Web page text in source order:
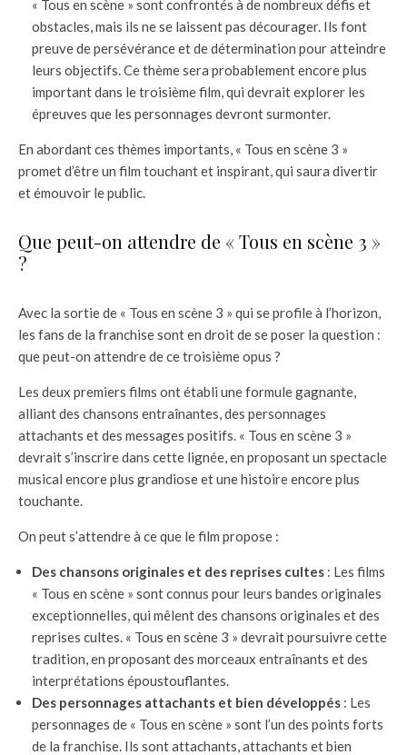
« Tous en scène » sont confrontés à de nombreux défis et
obstacles, mais ils ne se laissent pas décourager. Ils font
preuve de persévérance et de détermination pour atteindre
leurs objectifs. Ce thème sera probablement encore plus
important dans le troisième film, qui devrait explorer les
épreuves que les personnages devront surmonter.
En abordant ces thèmes importants, « Tous en scène 3 »
promet d’être un film touchant et inspirant, qui saura divertir
et émouvoir le public.
Que peut-on attendre de « Tous en scène 3 »
?
Avec la sortie de « Tous en scène 3 » qui se profile à l’horizon,
les fans de la franchise sont en droit de se poser la question :
que peut-on attendre de ce troisième opus ?
Les deux premiers films ont établi une formule gagnante,
alliant des chansons entraînantes, des personnages
attachants et des messages positifs. « Tous en scène 3 »
devrait s’inscrire dans cette lignée, en proposant un spectacle
musical encore plus grandiose et une histoire encore plus
touchante.
On peut s’attendre à ce que le film propose :
Des chansons originales et des reprises cultes : Les films
« Tous en scène » sont connus pour leurs bandes originales
exceptionnelles, qui mêlent des chansons originales et des
reprises cultes. « Tous en scène 3 » devrait poursuivre cette
tradition, en proposant des morceaux entraînants et des
interprétations époustouflantes.
Des personnages attachants et bien développés : Les
personnages de « Tous en scène » sont l’un des points forts
de la franchise. Ils sont attachants, attachants et bien